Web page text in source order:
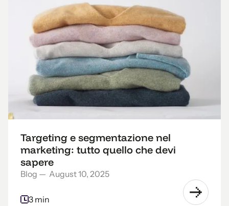
Targeting e segmentazione nel
marketing: tutto quello che devi
sapere
Blog — August 10, 2025
3 min